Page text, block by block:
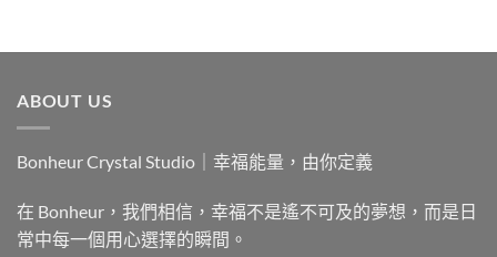
ABOUT US
Bonheur Crystal Studio｜幸福能量，由你定義
在 Bonheur，我們相信，幸福不是遙不可及的夢想，而是日
常中每一個用心選擇的瞬間。